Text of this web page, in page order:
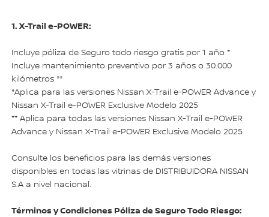
1. X-Trail e-POWER:
Incluye póliza de Seguro todo riesgo gratis por 1 año *
Incluye mantenimiento preventivo por 3 años o 30.000
kilómetros **
*Aplica para las versiones Nissan X-Trail e-POWER Advance y
Nissan X-Trail e-POWER Exclusive Modelo 2025
** Aplica para todas las versiones Nissan X-Trail e-POWER
Advance y Nissan X-Trail e-POWER Exclusive Modelo 2025
Consulte los beneficios para las demás versiones
disponibles en todas las vitrinas de DISTRIBUIDORA NISSAN
S.A a nivel nacional.
Términos y Condiciones Póliza de Seguro Todo Riesgo: